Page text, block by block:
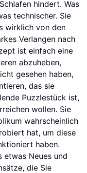
hindert. Was
technischer. Sie
wirklich von den
Verlangen nach
ist einfach eine
abzuheben,
gesehen haben,
das sie
Puzzlestück ist,
wollen. Sie
wahrscheinlich
hat, um diese
haben.
etwas Neues und
die Sie